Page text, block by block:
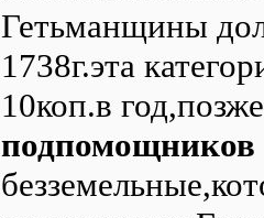
Гетьманщины
1738г.эта
10коп.в
подпомощников